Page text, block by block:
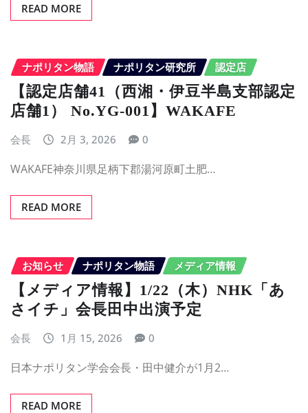
READ MORE
ナポリタン物語 ナポリタン研究所 認定店
【認定店舗41（西湘・伊豆半島支部認定
店舗1） No.YG-001】WAKAFE
会長 2月 3, 2026 0
WAKAFE神奈川県足柄下郡湯河原町土肥…
READ MORE
お知らせ ナポリタン物語 メディア情報
【メディア情報】1/22（木）NHK「あ
さイチ」会長田中出演予定
会長 1月 15, 2026 0
日本ナポリタン学会会長・田中健介が1月2…
READ MORE